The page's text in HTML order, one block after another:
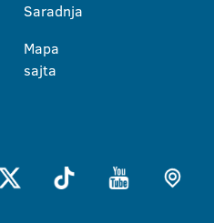
Saradnja
Mapa
sajta